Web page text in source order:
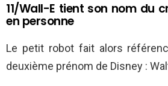
11/Wall-E tient son nom du
en personne
Le petit robot fait alors
deuxième prénom de Disney :